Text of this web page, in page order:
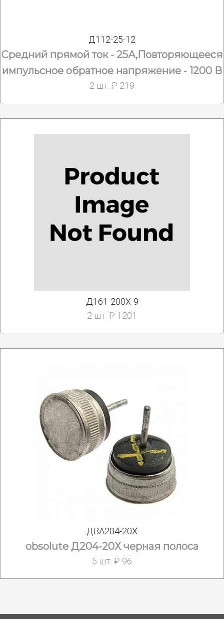
Д112-25-12
Средний прямой ток - 25А,Повторяющееся
импульсное обратное напряжение - 1200 В
2 шт. ₽ 219
Д161-200Х-9
2 шт. ₽ 1201
ДВА204-20Х
obsolute Д204-20Х черная полоса
5 шт. ₽ 96